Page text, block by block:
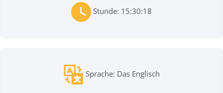
Stunde: 15:30:18
Sprache: Das Englisch